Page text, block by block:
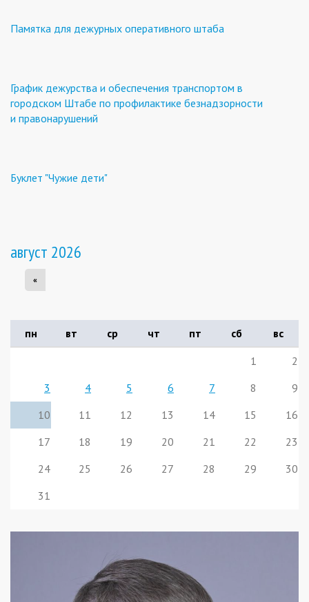
Памятка для дежурных оперативного штаба
График дежурства и обеспечения транспортом в
городском Штабе по профилактике безнадзорности
и правонарушений
Буклет "Чужие дети"
август 2026
«
пн вт ср чт пт сб
вс
1
2
3
4 5 6 7 8
9
10
11 12 13 14 15
16
17
18 19 20 21 22
23
24
25 26 27 28 29
30
31